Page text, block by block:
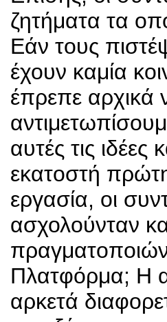
ζητήματα τα
Εάν τους
έχουν καμία
έπρεπε αρχικά
αυτές τις
εκατοστή
εργασία, οι
ασχολούνταν
Πλατφόρμα; Η
αρκετά